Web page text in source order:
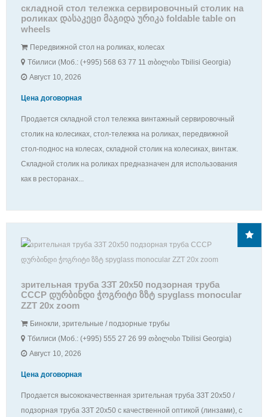
складной стол тележка сервировочный столик на
роликах დასაკეცი მაგიდა ურიკა foldable table on
wheels
Передвижной стол на роликах, колесах
Тбилиси (Моб.: (+995) 568 63 77 11 თბილისი Tbilisi Georgia)
Август 10, 2026
Цена договорная
Продается складной стол тележка винтажный сервировочный
столик на колесиках, стол-тележка на роликах, передвижной
стол-поднос на колесах, складной столик на колесиках, винтаж.
Складной столик на роликах предназначен для использования
как в ресторанах...
зрительная труба ЗЗТ 20х50 подзорная труба
СССР დურბინდი ჭოგრიტი ზზტ spyglass monocular
ZZT 20x zoom
Бинокли, зрительные / подзорные трубы
Тбилиси (Моб.: (+995) 555 27 26 99 თბილისი Tbilisi Georgia)
Август 10, 2026
Цена договорная
Продается высококачественная зрительная труба ЗЗТ 20х50 /
подзорная труба ЗЗТ 20х50 с качественной оптикой (линзами), с